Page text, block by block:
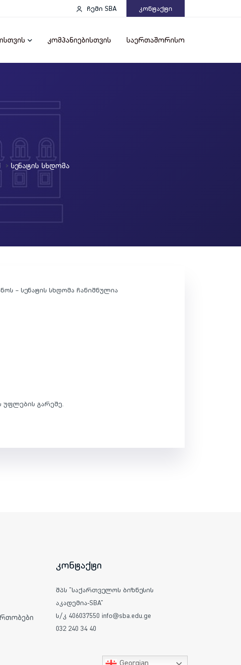
ჩემი SBA Კონტაქტი
კომპანიებისთვის საერთაშორისო
> Სენატის Სხდომა
– სენატის სხდომა ჩანიშნულია
უფლების გარეშე.
კონტაქტი
შპს "საქართველოს ბიზნესის
აკადემია-SBA"
ს/კ 406037550 info@sba.edu.ge
032 240 34 40
Georgian